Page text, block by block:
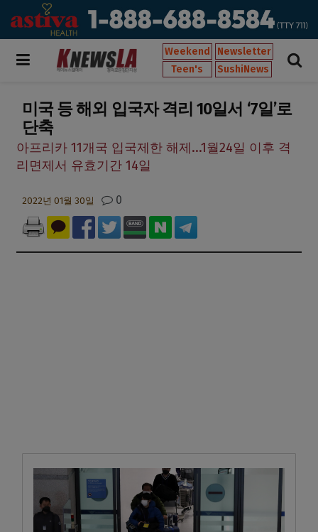
Weekend
Newsletter
Teen's
SushiNews
미국 등 해외 입국자 격리 10일서 ‘7일’로
단축
아프리카 11개국 입국제한 해제...1월24일 이후 격
리면제서 유효기간 14일
2022년 01월 30일 0